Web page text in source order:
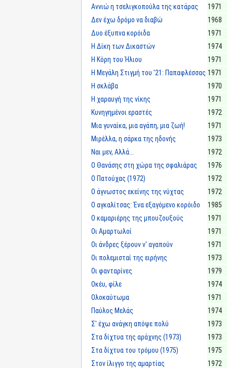
Αννιώ η τσελιγκοπούλα της κατάρας
1971
Δεν έχω δρόμο να διαβώ
1968
Δυο έξυπνα κορόιδα
1971
Η Δίκη των Δικαστών
1974
Η Κόρη του Ήλιου
1971
Η Μεγάλη Στιγμή του '21: Παπαφλέσσας 1971
Η σκλάβα
1970
Η χαραυγή της νίκης
1971
Κυνηγημένοι εραστές
1972
Μια γυναίκα, μια αγάπη, μια ζωή!
1971
Μιρέλλα, η σάρκα της ηδονής
1973
Ναι μεν, Αλλά...
1972
Ο Θανάσης στη χώρα της σφαλιάρας
1976
Ο Πατούχας (1972)
1972
Ο άγνωστος εκείνης της νύχτας
1972
Ο αγκαλίτσας: Ένα εξαγόμενο κορόιδο
1985
Ο καμαριέρης της μπουζουξούς
1971
Οι Αμαρτωλοί
1971
Οι άνδρες ξέρουν ν' αγαπούν
1971
Οι πολεμισταί της ειρήνης
1973
Οι φανταρίνες
1979
Οκέυ, φίλε
1974
Ολοκαύτωμα
1971
Παύλος Μελάς
1974
Σ' έχω ανάγκη απόψε πολύ
1973
Στα δίχτυα της αράχνης (1973)
1973
Στα δίχτυα του τρόμου (1975)
1975
Στον ίλιγγο της αμαρτίας
1972